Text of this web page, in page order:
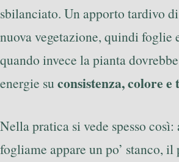
sbilanciato. Un apporto tardivo di
nuova vegetazione, quindi foglie
quando invece la pianta
energie su consistenza, colore
Nella pratica si vede spesso
fogliame appare un po’ stanco,